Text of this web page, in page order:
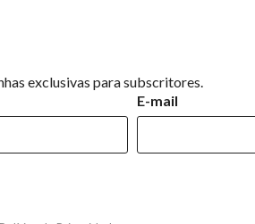
exclusivas para subscritores.
E-mail